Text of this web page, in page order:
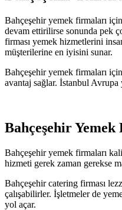
Bahçeşehir yemek firmaları
devam ettirilirse sonunda pek
firması yemek hizmetlerini
müşterilerine en iyisini sunar.
Bahçeşehir yemek firmaları
avantaj sağlar. İstanbul Avrupa
Bahçeşehir
Bahçeşehir yemek firmaları
hizmeti gerek zaman gerekse
Bahçeşehir catering firması
çalışabilirler. İşletmeler de
yol açar.